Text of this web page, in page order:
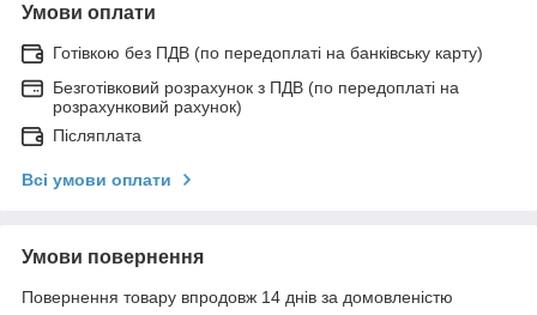
Умови оплати
Готівкою без ПДВ (по передоплаті на банківську карту)
Безготівковий розрахунок з ПДВ (по передоплаті на
розрахунковий рахунок)
Післяплата
Всі умови оплати
Умови повернення
Повернення товару впродовж 14 днів за домовленістю